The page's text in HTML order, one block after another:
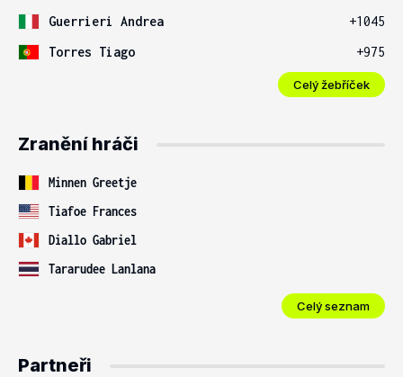
Guerrieri Andrea
+1045
Torres Tiago
+975
Celý žebříček
Zranění hráči
Minnen Greetje
Tiafoe Frances
Diallo Gabriel
Tararudee Lanlana
Celý seznam
Partneři